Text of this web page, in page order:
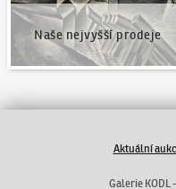
Naše nejvyšší prodeje
Aktuální
Galerie KODL